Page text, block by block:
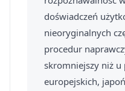
doświadczeń
nieoryginalnych
procedur
skromniejszy niż
europejskich,